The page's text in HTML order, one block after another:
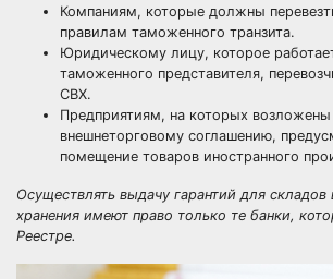
Компаниям, которые должны
правилам таможенного транзита.
Юридическому лицу, которое
таможенного представителя,
СВХ.
Предприятиям, на которых возложены
внешнеторговому соглашению,
помещение товаров иностранного
Осуществлять выдачу гарантий для складов
хранения имеют право только те банки,
Реестре.